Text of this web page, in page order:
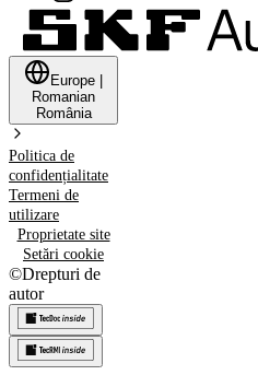
Europe
Romanian
România
Politica de
confidențialitate
Termeni de
utilizare
Proprietate site
Setări cookie
©Drepturi de
autor